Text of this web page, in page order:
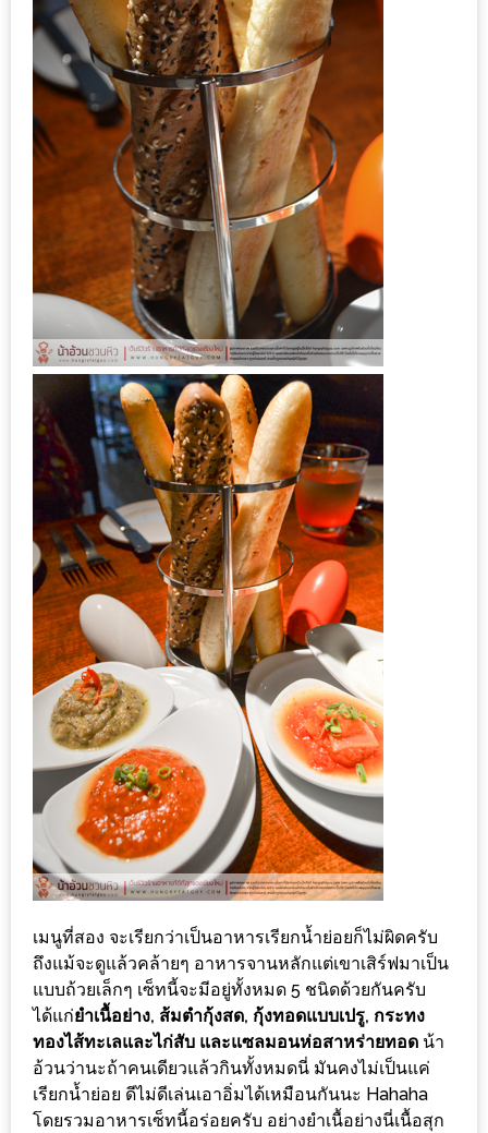
งาน
เดียว
ทั้ง
ช้อป
กิน
เที่ยว
พร้อม
โปร
ชั่น
สำหรับ
คน
รัก
บ้าน
มากมาย
MAPS
MY
ACCOUNT
NEW
FACEBOOK
TIMELINE
POLICY
OKTOBERFEST
ครั้ง
ที่
2
เทศกาล
เบียร์
ที่
ใหญ่
ที่สุด
ใน
โลก
กับ
เมนูที่สอง จะเรียกว่าเป็นอาหารเรียกน้ำย่อยก็ไม่ผิดครับ
ถึงแม้จะดูแล้วคล้ายๆ อาหารจานหลักแต่เขาเสิร์ฟมาเป็น
แบบถ้วยเล็กๆ เซ็ทนี้จะมีอยู่ทั้งหมด 5 ชนิดด้วยกันครับ
ได้แก่ยำเนื้อย่าง, ส้มตำกุ้งสด, กุ้งทอดแบบเปรู, กระทง
ทองไส้ทะเลและไก่สับ และแซลมอนห่อสาหร่ายทอด น้า
อ้วนว่านะถ้าคนเดียวแล้วกินทั้งหมดนี่ มันคงไม่เป็นแค่
เรียกน้ำย่อย ดีไม่ดีเล่นเอาอิ่มได้เหมือนกันนะ Hahaha
โดยรวมอาหารเซ็ทนี้อร่อยครับ อย่างยำเนื้อย่างนี่เนื้อสุก